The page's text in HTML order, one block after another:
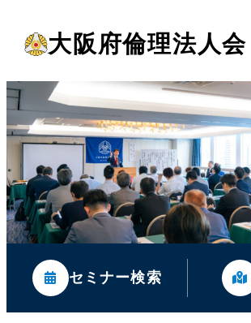
コ
ン
テ
ン
ツ
へ
大阪府倫理法人会
セミナー検索